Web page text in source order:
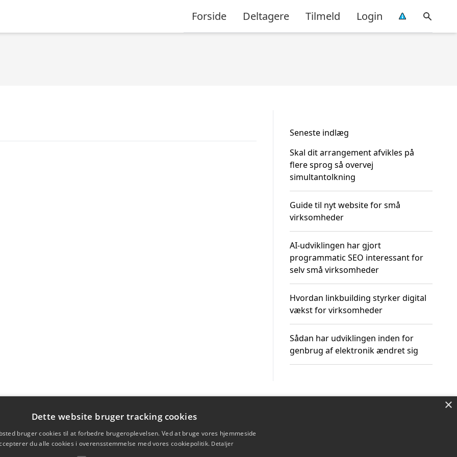
Forside Deltagere Tilmeld Login
Seneste indlæg
Skal dit arrangement afvikles på
flere sprog så overvej
simultantolkning
Guide til nyt website for små
virksomheder
AI-udviklingen har gjort
programmatic SEO interessant for
selv små virksomheder
Hvordan linkbuilding styrker digital
vækst for virksomheder
Sådan har udviklingen inden for
genbrug af elektronik ændret sig
×
Dette website bruger tracking cookies
bruger cookies til at forbedre brugeroplevelsen. Ved at bruge vores hjemmeside
du alle cookies i overensstemmelse med vores cookiepolitik. Detaljer